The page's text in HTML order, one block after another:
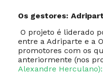
Os gestores:
O projeto é liderado
entre a Adriparte e a
promotores com os
anteriormente (nos
Alexandre Herculano):